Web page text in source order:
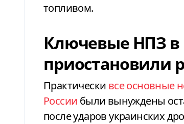
топливом.
Ключевые НПЗ в
приостановили
Практически все основные
России были вынуждены
после ударов украинских